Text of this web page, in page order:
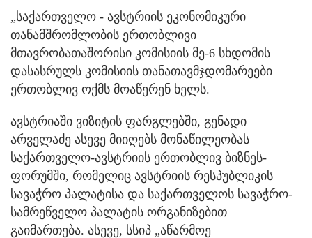
„საქართველო - ავსტრიის ეკონომიკური
თანამშრომლობის ერთობლივი
მთავრობათაშორისი კომისიის მე-6 სხდომის
დასასრულს კომისიის თანათავმჯდომარეები
ერთობლივ ოქმს მოაწერენ ხელს.
ავსტრიაში ვიზიტის ფარგლებში, გენადი
არველაძე ასევე მიიღებს მონაწილეობას
საქართველო-ავსტრიის ერთობლივ ბიზნეს-
ფორუმში, რომელიც ავსტრიის რესპუბლიკის
სავაჭრო პალატისა და საქართველოს სავაჭრო-
სამრეწველო პალატის ორგანიზებით
გაიმართება. ასევე, სსიპ „აწარმოე